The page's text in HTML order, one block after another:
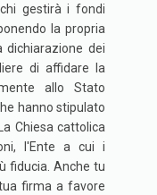
gestirà i fondi
la propria
dei
di affidare la
allo Stato
hanno stipulato
Chiesa cattolica
l'Ente a cui i
fiducia. Anche tu
firma a favore